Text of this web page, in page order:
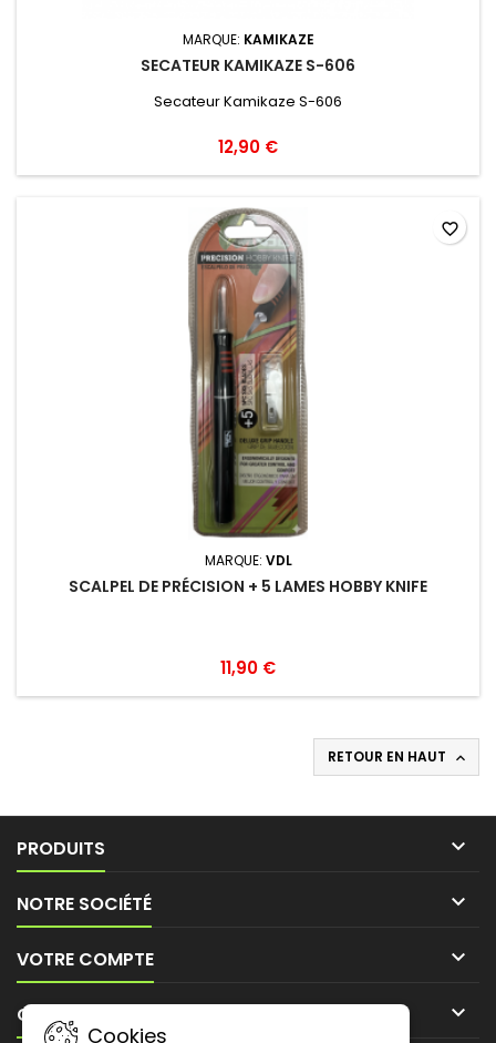
MARQUE: KAMIKAZE
SECATEUR KAMIKAZE S-606
Secateur Kamikaze S-606
12,90 €
MARQUE: VDL
SCALPEL DE PRÉCISION + 5 LAMES HOBBY KNIFE
11,90 €
favorite_border
RETOUR EN HAUT 
PRODUITS 
NOTRE SOCIÉTÉ 
VOTRE COMPTE 
CONTACT 
Cookies